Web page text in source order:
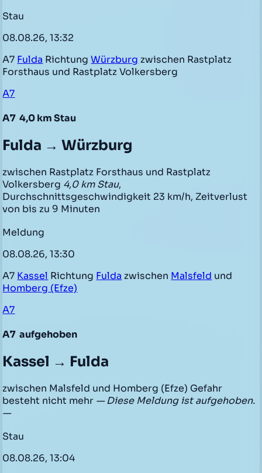
Stau
08.08.26, 13:32
A7 Fulda RichtungWürzburg zwischen Rastplatz
Forsthaus und Rastplatz Volkersberg
A7
A7 4,0 km Stau
Fulda → Würzburg
zwischen Rastplatz Forsthaus und Rastplatz
Volkersberg 4,0 km Stau,
Durchschnittsgeschwindigkeit 23 km/h, Zeitverlust
von bis zu 9 Minuten
Meldung
08.08.26, 13:30
A7 Kassel Richtung Fulda zwischen Malsfeld und
Homberg (Efze)
A7
A7 aufgehoben
Kassel → Fulda
zwischen Malsfeld und Homberg (Efze) Gefahr
besteht nicht mehr — Diese Meldung ist aufgehoben.
—
Stau
08.08.26, 13:04